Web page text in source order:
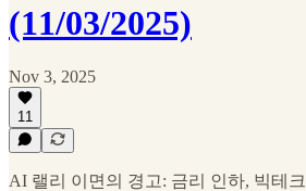
(11/03/2025)
Nov 3, 2025
11
AI 랠리 이면의 경고: 금리 인하, 빅테